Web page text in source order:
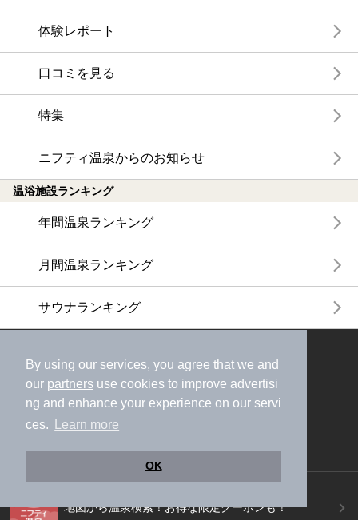
By using our services, you agree that we and
our partners use cookies to improve advertisi
ng and enhance your experience on our servi
ces.
Learn more
OK
体験レポート
口コミを見る
特集
ニフティ温泉からのお知らせ
温浴施設ランキング
年間温泉ランキング
月間温泉ランキング
サウナランキング
ニフティ温泉公式アカウントをフォローして
おトク情報やクーポン情報を受け取ろう
地図から温泉検索！お得な限定クーポンも！